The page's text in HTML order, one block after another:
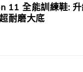
11 全能訓練鞋:
耐磨大底